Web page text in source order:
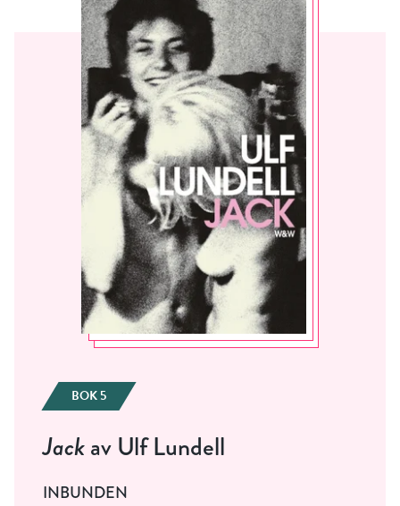
BOK 5
Jackav Ulf Lundell
INBUNDEN